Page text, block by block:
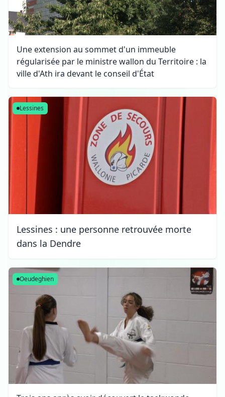
Une extension au sommet d'un immeuble
régularisée par le ministre wallon du Territoire : la
ville d'Ath ira devant le conseil d'État
Lessines
Lessines : une personne retrouvée morte
dans la Dendre
Oeudeghien